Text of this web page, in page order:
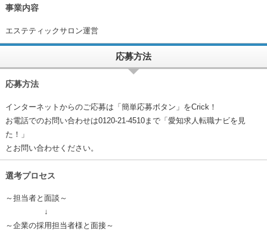
事業内容
エステティックサロン運営
応募方法
応募方法
インターネットからのご応募は「簡単応募ボタン」をCrick！
お電話でのお問い合わせは0120-21-4510まで「愛知求人転職ナビを見
た！」
とお問い合わせください。
選考プロセス
～担当者と面談～
↓
～企業の採用担当者様と面接～